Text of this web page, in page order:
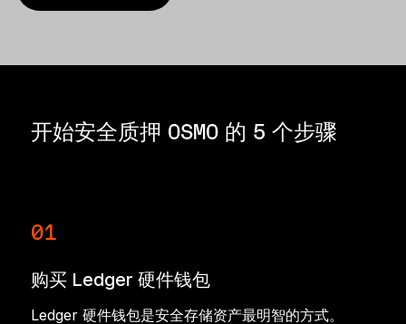
开始安全质押 OSMO 的 5 个步骤
01
购买 Ledger 硬件钱包
Ledger 硬件钱包是安全存储资产最明智的方式。